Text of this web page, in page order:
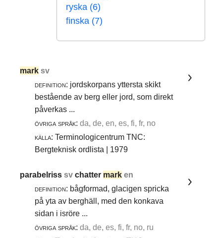
ryska (6)
finska (7)
mark sv
definition: jordskorpans yttersta skikt
bestående av berg eller jord, som direkt
påverkas ...
övriga språk: da, de, en, es, fi, fr, no
källa: Terminologicentrum TNC:
Bergteknisk ordlista | 1979
parabelrisssvchatter mark en
definition: bågformad, glacigen spricka
på yta av berghäll, med den konkava
sidan i isröre ...
övriga språk: da, de, es, fi, fr, no, ru